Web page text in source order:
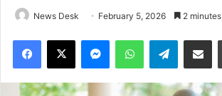
News Desk February 5, 2026 2
Facebook
X MessengerWhatsAppTelegramShare